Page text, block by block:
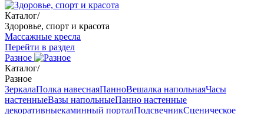
Каталог/
Здоровье, спорт и красота
Массажные кресла
Перейти в раздел
Разное
Каталог/
Разное
ЗеркалаПолка навеснаяПанноВешалка напольнаяЧасы
настенныеВазы напольныеПанно настенные
декоративныекаминный порталПодсвечникСценическое